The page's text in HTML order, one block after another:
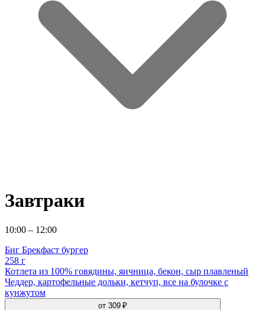
Завтраки
10:00 – 12:00
Биг Брекфаст бургер
258 г
Котлета из 100% говядины, яичница, бекон, сыр плавленый
Чеддер, картофельные дольки, кетчуп, все на булочке с
кунжутом
от 309 ₽